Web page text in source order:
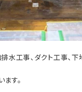
水工事、ダクト工事、下
す。